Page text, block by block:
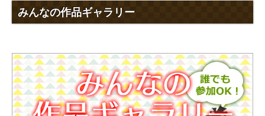
みんなの作品ギャラリー